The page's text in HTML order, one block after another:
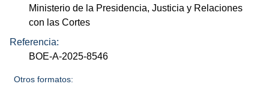
Ministerio de la Presidencia, Justicia y Relaciones
con las Cortes
Referencia:
BOE-A-2025-8546
Otros formatos: